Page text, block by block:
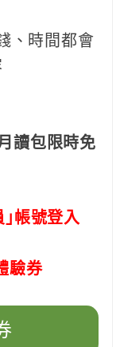
、時間都會
讀包限時免
帳號登入
驗券